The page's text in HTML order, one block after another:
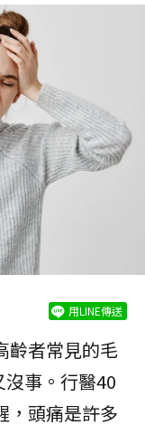
用LINE傳送
齡者常見的毛
事。行醫40
，頭痛是許多